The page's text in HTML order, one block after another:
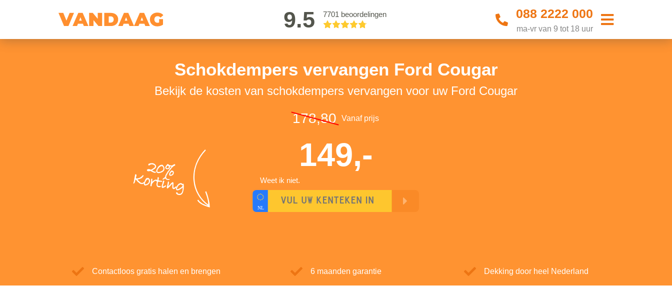
9.5 7701 beoordelingen 088 2222 000
ma-vr van 9 tot 18 uur
Schokdempers vervangen Ford Cougar
Bekijk de kosten van schokdempers vervangen voor uw Ford Cougar
20%
Korting
178,80 Vanaf prijs
149,-
Weet ik niet.
Contactloos gratis halen en brengen 6 maanden garantie Dekking door heel Nederland